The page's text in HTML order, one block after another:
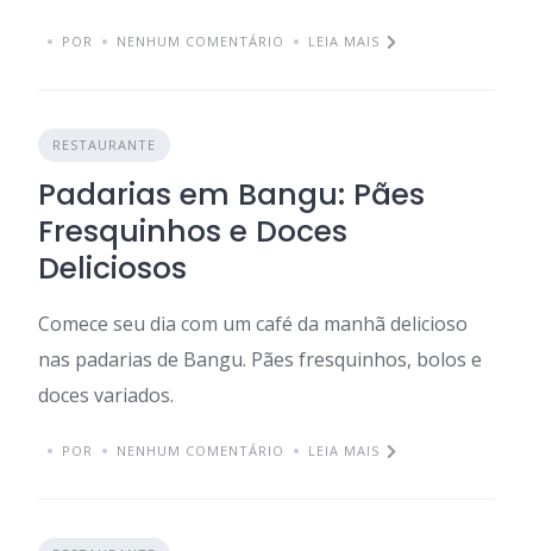
POR NENHUM COMENTÁRIO LEIA MAIS
RESTAURANTE
Padarias em Bangu: Pães
Fresquinhos e Doces
Deliciosos
Comece seu dia com um café da manhã delicioso
nas padarias de Bangu. Pães fresquinhos, bolos e
doces variados.
POR NENHUM COMENTÁRIO LEIA MAIS